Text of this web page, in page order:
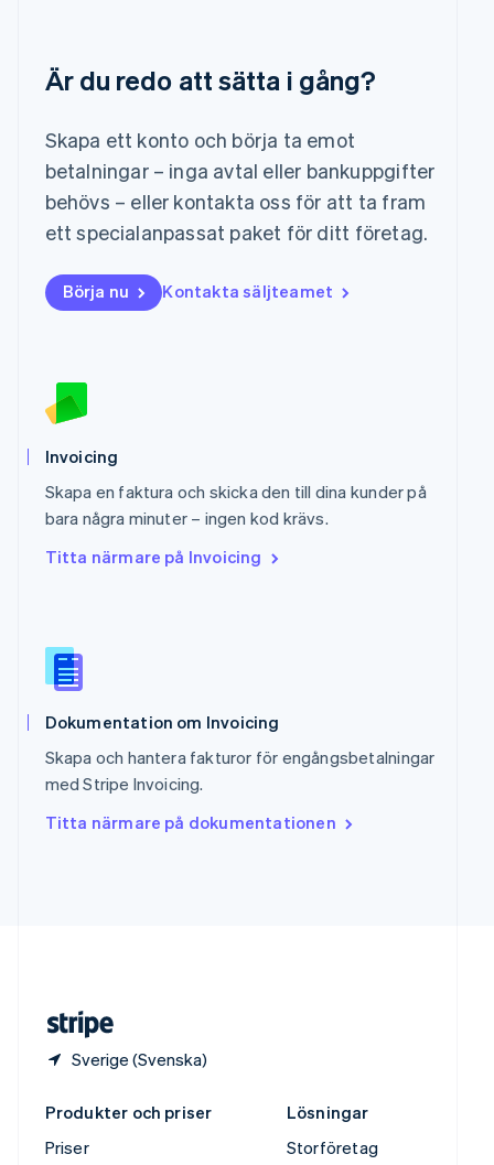
Är du redo att sätta i gång?
Skapa ett konto och börja ta emot
betalningar – inga avtal eller bankuppgifter
behövs – eller kontakta oss för att ta fram
ett specialanpassat paket för ditt företag.
Börja nu Kontakta säljteamet
Invoicing
Skapa en faktura och skicka den till dina kunder på
bara några minuter – ingen kod krävs.
Titta närmare på Invoicing
Dokumentation om Invoicing
Skapa och hantera fakturor för engångsbetalningar
med Stripe Invoicing.
Titta närmare på dokumentationen
Sverige (Svenska)
English 简体中文
Malta
Mexiko
Nederländerna
Nederlands English
Norge
English
Nya Zeeland
English
Polen
Português
Rumänien
English
Schweiz
Deutsch
Singapore
English 简体中文
Slovakien
English
Español
Storbritannien
English
Sverige
Thailand
ไทยEnglish
English
Produkter och priser
Priser
Lösningar
Storföretag